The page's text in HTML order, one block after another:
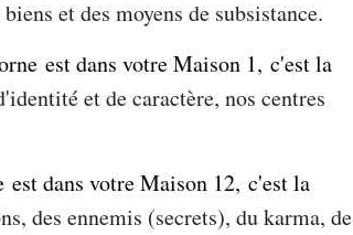
et des moyens de subsistance.
est dans votre Maison 1, c'est la
et de caractère, nos centres
est dans votre Maison 12, c'est la
des ennemis (secrets), du karma, de